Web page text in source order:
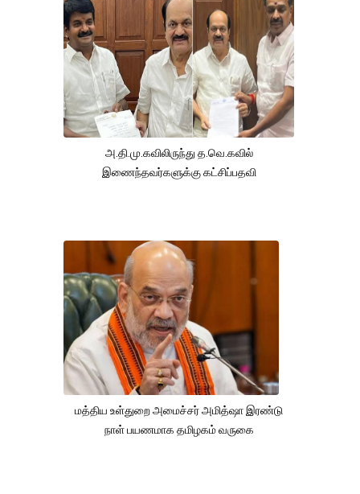
அ.தி.மு.கவிலிருந்து த.வெ.கவில்
இணைந்தவர்களுக்கு கட்சிப்பதவி
மத்திய உள்துறை அமைச்சர் அமித்ஷா இரண்டு
நாள் பயணமாக தமிழகம் வருகை